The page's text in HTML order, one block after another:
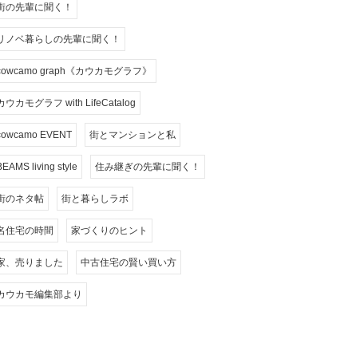
の先輩に聞く！
ノベ暮らしの先輩に聞く！
graph《カウカモグラフ》
ウカモグラフ with LifeCatalog
EVENT 街とマンションと私
living style 住み継ぎの先輩に聞く！
のネタ帖 街と暮らしラボ
住宅の時間 家づくりのヒント
、売りました 中古住宅の賢い買い方
ウカモ編集部より